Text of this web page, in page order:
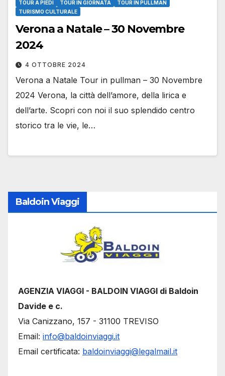
TOUR A PIEDI TOUR IN GIORNATA
TOUR IN PULLMAN
TURISMO CULTURALE
Verona a Natale – 30 Novembre
2024
4 OTTOBRE 2024
Verona a Natale Tour in pullman – 30 Novembre
2024 Verona, la città dell’amore, della lirica e
dell’arte. Scopri con noi il suo splendido centro
storico tra le vie, le…
Baldoin Viaggi
AGENZIA VIAGGI - BALDOIN VIAGGI di Baldoin
Davide e c.
Via Canizzano, 157 - 31100 TREVISO
Email: info@baldoinviaggi.it
Email certificata: baldoinviaggi@legalmail.it